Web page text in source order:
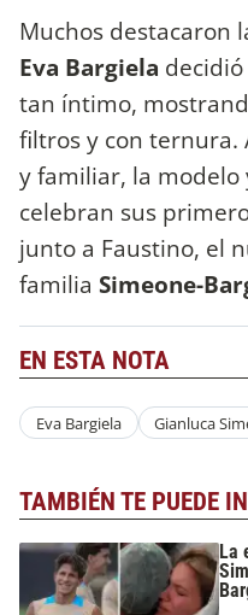
Muchos destacaron
Eva Bargiela
tan íntimo,
filtros y con ternura.
y familiar, la modelo
celebran sus
junto a Faustino, el
familia Simeone-
EN ESTA NOTA
Eva Bargiela Gianluca
TAMBIÉN TE PUEDE
La